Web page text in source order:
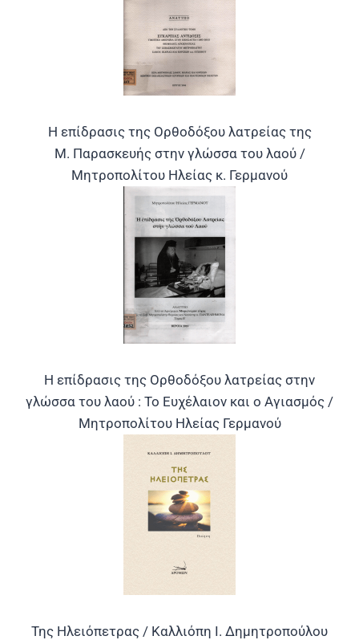
Η επίδρασις της Ορθοδόξου λατρείας της
Μ. Παρασκευής στην γλώσσα του λαού /
Μητροπολίτου Ηλείας κ. Γερμανού
Η επίδρασις της Ορθοδόξου λατρείας στην
γλώσσα του λαού : Το Ευχέλαιον και ο Αγιασμός /
Μητροπολίτου Ηλείας Γερμανού
Της Ηλειόπετρας / Καλλιόπη Ι. Δημητροπούλου